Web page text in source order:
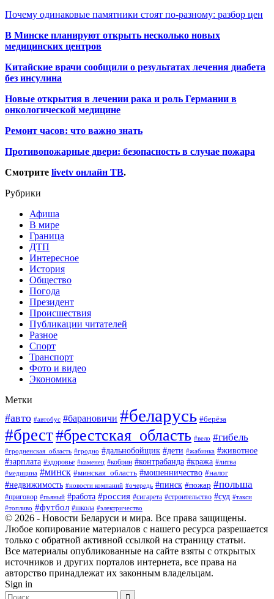
Почему одинаковые памятники стоят по-разному: разбор цен
В Минске планируют открыть несколько новых
медицинских центров
Китайские врачи сообщили о результатах лечения диабета
без инсулина
Новые открытия в лечении рака и роль Германии в
онкологической медицине
Ремонт часов: что важно знать
Противопожарные двери: безопасность в случае пожара
Смотрите livetv онлайн ТВ.
Рубрики
Афиша
В мире
Граница
ДТП
Интересное
История
Общество
Погода
Президент
Происшествия
Публикации читателей
Разное
Спорт
Транспорт
Фото и видео
Экономика
Метки
#авто #автобус #барановичи #беларусь #берёза
#брест#брестская_область #вело #гибель
#гродненская_область #гродно #дальнобойщик #дети #жабинка #животное
#зарплата #здоровье #каменец #кобрин #контрабанда #кража #литва
#медицина #минск #минская_область #мошенничество #налог
#недвижимость #новости компаний #очередь #пинск #пожар #польша
#приговор #пьяный #работа #россия #сигарета #строительство #суд #такси
#топливо #футбол #школа #электричество
© 2026 - Новости Беларуси и мира. Все права защищены.
Любое копирование материалов с нашего ресурса разрешается
только с обратной активной ссылкой на страницу статьи.
Все материалы опубликованные на сайте взяты с открытых
источников и других порталов интернета, все права на
авторство принадлежат их законным владельцам.
Sign in